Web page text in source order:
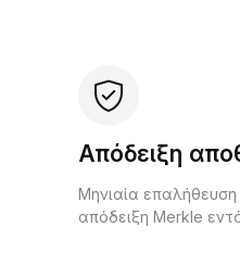
Απόδειξη
Μηνιαία
απόδειξη Merkle